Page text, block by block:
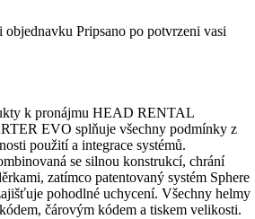
objednavku Pripsano po potvrzeni vasi
k pronájmu HEAD RENTAL
EVO splňuje všechny podmínky z
použití a integrace systémů.
se silnou konstrukcí, chrání
zatímco patentovaný systém Sphere
pohodlné uchycení. Všechny helmy
čárovým kódem a tiskem velikosti.